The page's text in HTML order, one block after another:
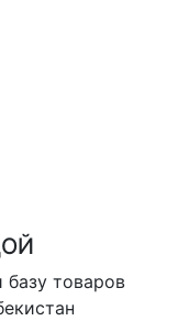
базу товаров